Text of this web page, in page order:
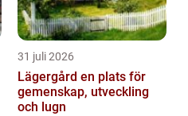
31 juli 2026
Lägergård en plats för
gemenskap, utveckling
och lugn